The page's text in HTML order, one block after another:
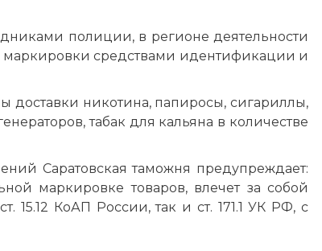
полиции, в регионе деятельности
маркировки средствами идентификации и
доставки никотина, папиросы, сигариллы,
табак для кальяна в количестве
Саратовская таможня предупреждает:
маркировке товаров, влечет за собой
15.12 КоАП России, так и ст. 171.1 УК РФ, с